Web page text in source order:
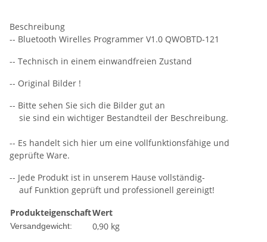
Beschreibung
-- Bluetooth Wirelles Programmer V1.0 QWOBTD-121
-- Technisch in einem einwandfreien Zustand
-- Original Bilder !
-- Bitte sehen Sie sich die Bilder gut an
sie sind ein wichtiger Bestandteil der Beschreibung.
-- Es handelt sich hier um eine vollfunktionsfähige und
geprüfte Ware.
-- Jede Produkt ist in unserem Hause vollständig-
auf Funktion geprüft und professionell gereinigt!
ProdukteigenschaftWert
Versandgewicht: 0,90 kg